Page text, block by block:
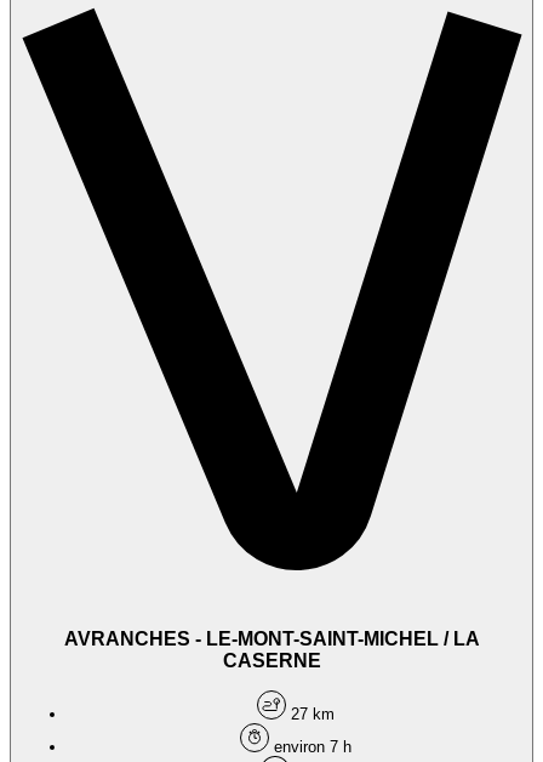
AVRANCHES - LE-MONT-SAINT-MICHEL / LA
CASERNE
27 km
environ 7 h